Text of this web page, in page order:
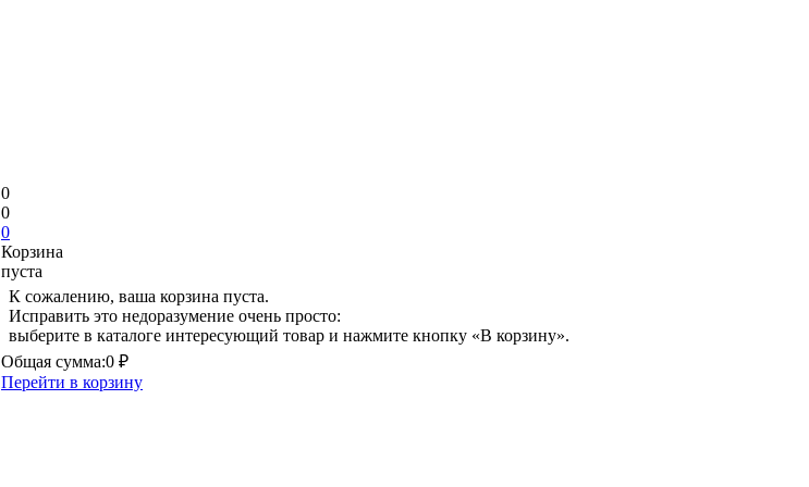
0
0
0
Корзина
пуста
К сожалению, ваша корзина пуста.
Исправить это недоразумение очень просто:
выберите в каталоге интересующий товар и нажмите кнопку «В корзину».
Общая сумма:0 ₽
Перейти в корзину